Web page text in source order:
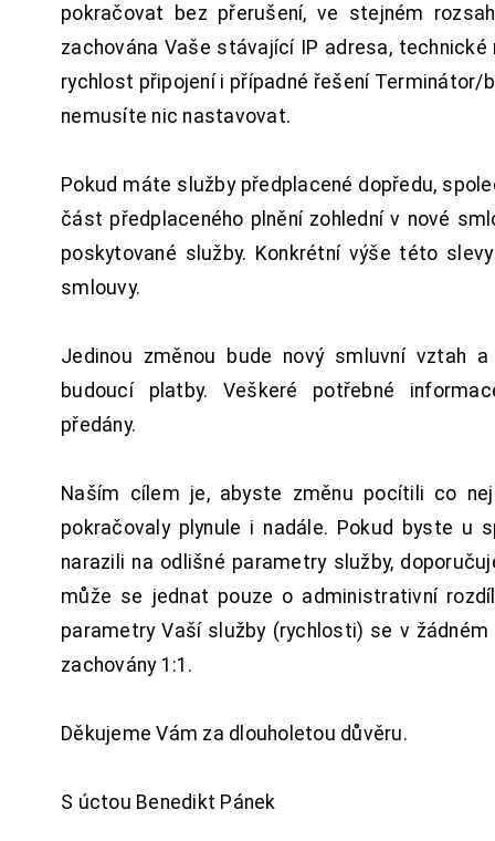
pokračovat bez přerušení, ve stejném
zachována Vaše stávající IP adresa, technické
rychlost připojení i případné řešení Terminátor/
nemusíte nic nastavovat.
Pokud máte služby předplacené dopředu,
část předplaceného plnění zohlední v nové
poskytované služby. Konkrétní výše této
smlouvy.
Jedinou změnou bude nový smluvní vztah
budoucí platby. Veškeré potřebné
předány.
Naším cílem je, abyste změnu pocítili co
pokračovaly plynule i nadále. Pokud byste u
narazili na odlišné parametry služby,
může se jednat pouze o administrativní
parametry Vaší služby (rychlosti) se v
zachovány 1:1.
Děkujeme Vám za dlouholetou důvěru.
S úctou Benedikt Pánek